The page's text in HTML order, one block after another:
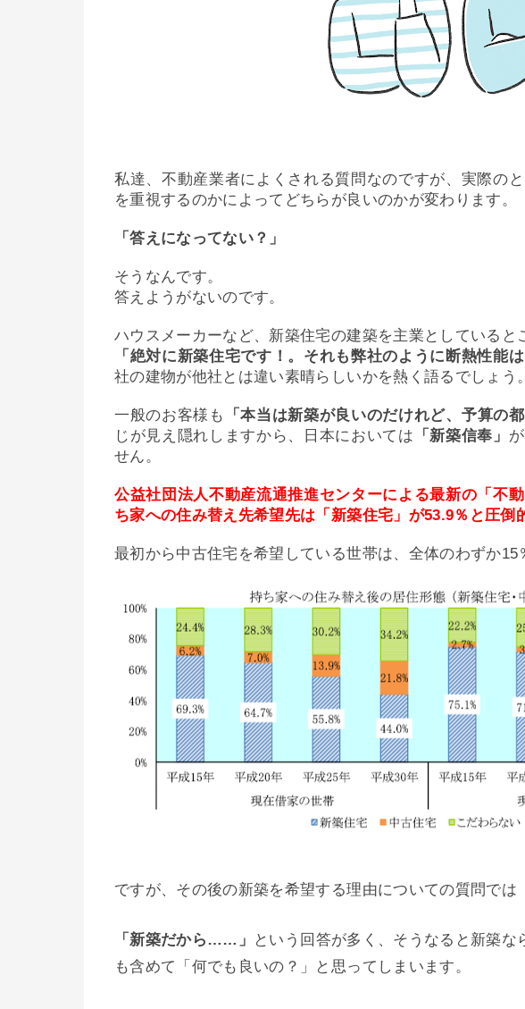
私達、不動産業者によくされる質問なのですが、実際の
を重視するのかによってどちらが良いのかが変わります。
「答えになってない？」
そうなんです。
答えようがないのです。
ハウスメーカーなど、新築住宅の建築を主業としていると
「絶対に新築住宅です！。それも弊社のように断熱性能
社の建物が他社とは違い素晴らしいかを熱く語るでしょう。
一般のお客様も 「本当は新築が良いのだけれど、予算の
じが見え隠れしますから、日本においては 「新築信奉」
せん。
公益社団法人不動産流通推進センターによる最新の「不
ち家への住み替え先希望先は「新築住宅」が53.9％と圧倒
最初から中古住宅を希望している世帯は、全体のわずか15
ですが、その後の新築を希望する理由についての質問では
「新築だから……」
という回答が多く、そうなると新築
も含めて「何でも良いの？」と思ってしまいます。